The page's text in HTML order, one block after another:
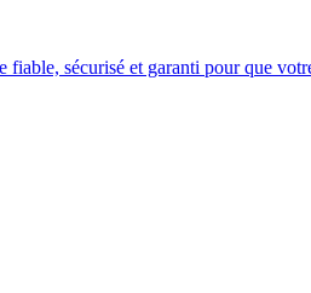
sécurisé et garanti pour que